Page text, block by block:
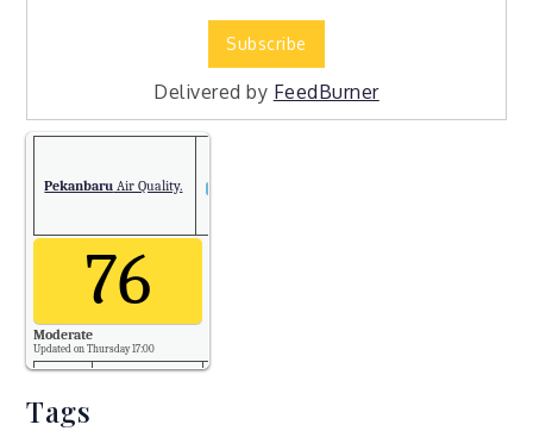
Delivered by FeedBurner
Pekanbaru Air Quality.
76
Moderate
Updated on Thursday 17:00
PM2.5
Tags